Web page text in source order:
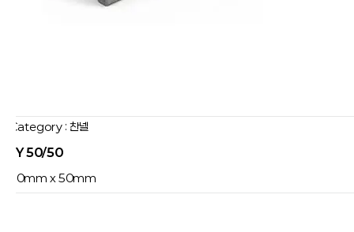
: 찬넬
50/50
x 50mm